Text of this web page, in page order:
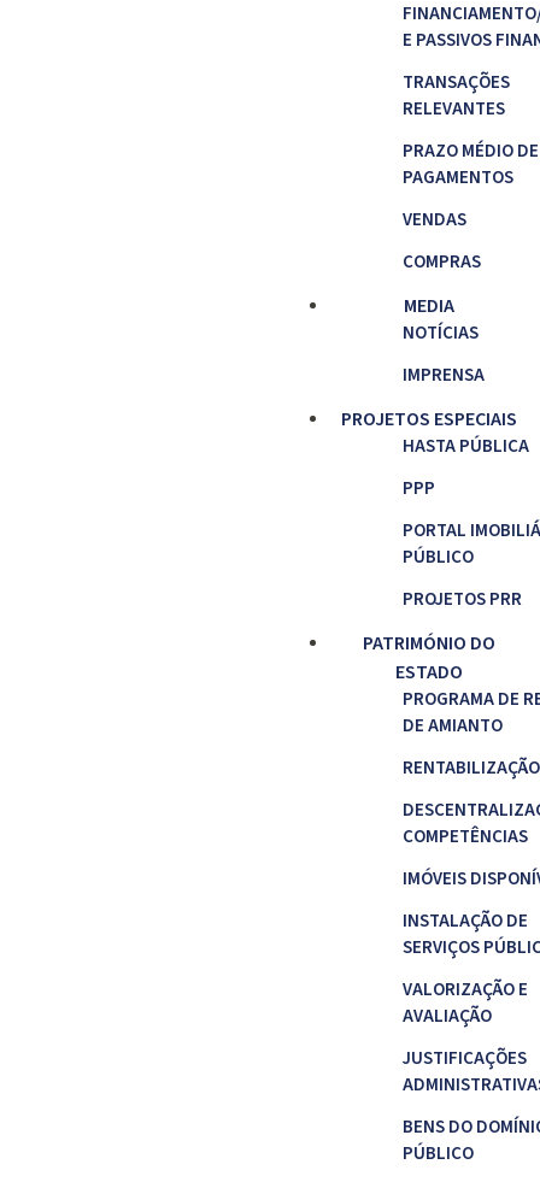
E PASSIVOS
TRANSAÇÕES
RELEVANTES
PRAZO MÉDIO DE
PAGAMENTOS
VENDAS
COMPRAS
MEDIA
NOTÍCIAS
IMPRENSA
PROJETOS ESPECIAIS
HASTA PÚBLICA
PPP
PORTAL
PÚBLICO
PROJETOS PRR
PATRIMÓNIO DO
ESTADO
PROGRAMA DE
DE AMIANTO
RENTABILIZAÇÃO
COMPETÊNCIAS
IMÓVEIS
INSTALAÇÃO DE
SERVIÇOS
VALORIZAÇÃO E
AVALIAÇÃO
JUSTIFICAÇÕES
BENS DO
PÚBLICO